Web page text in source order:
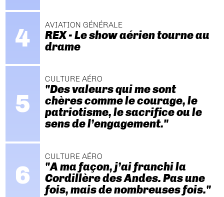
AVIATION GÉNÉRALE
REX - Le show aérien tourne au
drame
CULTURE AÉRO
"Des valeurs qui me sont
chères comme le courage, le
patriotisme, le sacrifice ou le
sens de l’engagement."
CULTURE AÉRO
"A ma façon, j’ai franchi la
Cordillère des Andes. Pas une
fois, mais de nombreuses fois."